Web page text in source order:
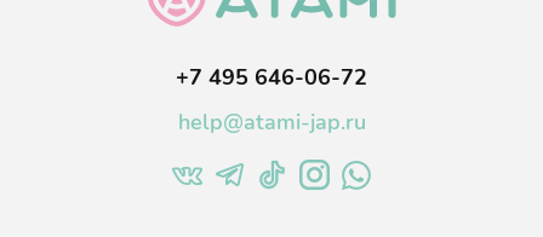
обладает ранозаживляющим действием.
Подходит для всех типов кожи.
Продукт имеет сертификат EWG ALL Green, который является
показателем того, что средство является полностью
экологичным и гипоаллергенным.
+7 495 646-06-72
help@atami-jap.ru